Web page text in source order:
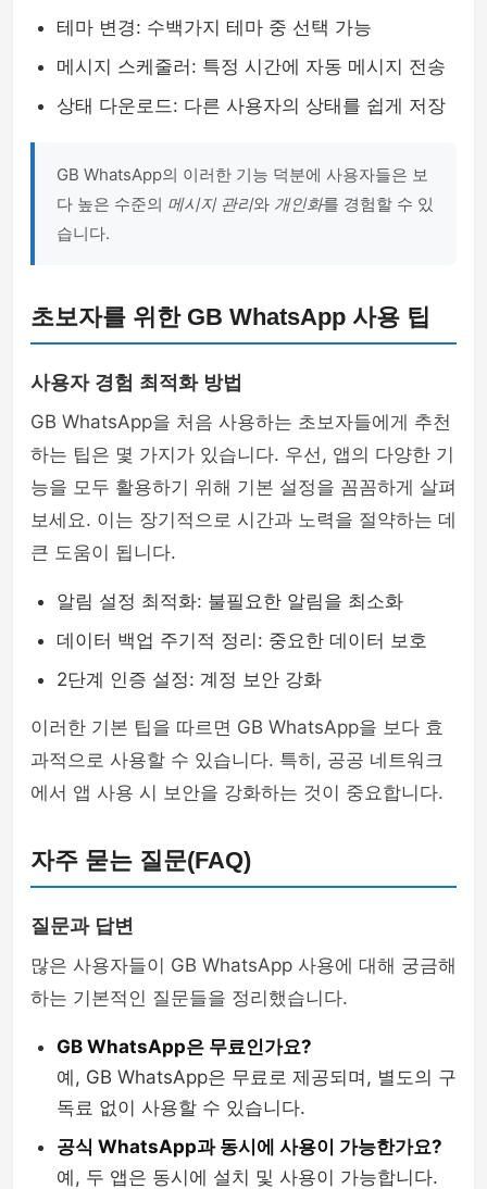
테마 변경: 수백가지 테마 중 선택 가능
메시지 스케줄러: 특정 시간에 자동 메시지 전송
상태 다운로드: 다른 사용자의 상태를 쉽게 저장
GB WhatsApp의 이러한 기능 덕분에 사용자들은 보
다 높은 수준의 메시지 관리와 개인화를 경험할 수 있
습니다.
초보자를 위한 GB WhatsApp 사용 팁
사용자 경험 최적화 방법
GB WhatsApp을 처음 사용하는 초보자들에게 추천
하는 팁은 몇 가지가 있습니다. 우선, 앱의 다양한 기
능을 모두 활용하기 위해 기본 설정을 꼼꼼하게 살펴
보세요. 이는 장기적으로 시간과 노력을 절약하는 데
큰 도움이 됩니다.
알림 설정 최적화: 불필요한 알림을 최소화
데이터 백업 주기적 정리: 중요한 데이터 보호
2단계 인증 설정: 계정 보안 강화
이러한 기본 팁을 따르면 GB WhatsApp을 보다 효
과적으로 사용할 수 있습니다. 특히, 공공 네트워크
에서 앱 사용 시 보안을 강화하는 것이 중요합니다.
자주 묻는 질문(FAQ)
질문과 답변
많은 사용자들이 GB WhatsApp 사용에 대해 궁금해
하는 기본적인 질문들을 정리했습니다.
GB WhatsApp은 무료인가요?
예, GB WhatsApp은 무료로 제공되며, 별도의 구
독료 없이 사용할 수 있습니다.
공식 WhatsApp과 동시에 사용이 가능한가요?
예, 두 앱은 동시에 설치 및 사용이 가능합니다.